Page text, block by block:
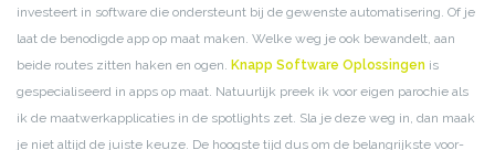
investeert in software die ondersteunt bij de gewenste automatisering. Of je
laat de benodigde app op maat maken. Welke weg je ook bewandelt, aan
beide routes zitten haken en ogen. Knapp Software Oplossingen is
gespecialiseerd in apps op maat. Natuurlijk preek ik voor eigen parochie als
ik de maatwerkapplicaties in de spotlights zet. Sla je deze weg in, dan maak
je niet altijd de juiste keuze. De hoogste tijd dus om de belangrijkste voor-